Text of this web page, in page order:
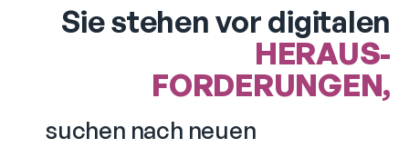
Sie stehen vor digitalen
HERAUS-
FORDERUNGEN,
suchen nach neuen